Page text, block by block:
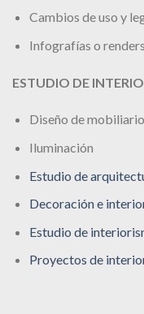
Cambios de uso y
Infografías o renders
ESTUDIO DE
Diseño de mobiliario
Iluminación
Estudio de
Decoración e
Estudio de
Proyectos de